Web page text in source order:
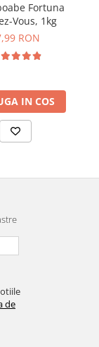
Fortuna
Vous, 1kg
RON
IN COS
de